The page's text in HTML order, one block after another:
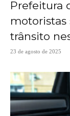
Prefeitura
trânsito
23 de agosto de 2025